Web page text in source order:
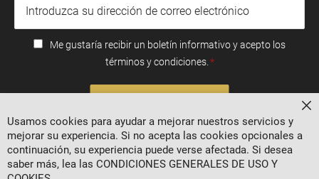
Me gustaría recibir un boletín informativo y acepto los
términos y condiciones.
Usamos cookies para ayudar a mejorar nuestros servicios y
mejorar su experiencia. Si no acepta las cookies opcionales a
continuación, su experiencia puede verse afectada. Si desea
saber más, lea las CONDICIONES GENERALES DE USO Y